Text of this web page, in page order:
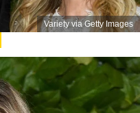
Variety via Getty Images